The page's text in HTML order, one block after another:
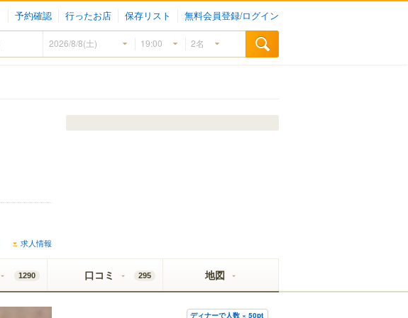
予約確認 行ったお店 保存リスト 無料会員登録/ログイン
求人情報
1290 口コミ 295 地図
ディナーで人数 × 50pt